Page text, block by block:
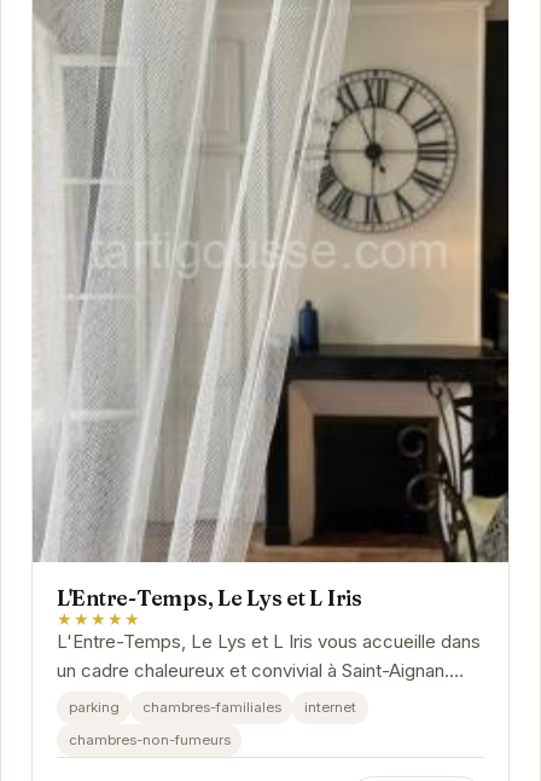
L'Entre-Temps, Le Lys et L Iris
★★★★★
L'Entre-Temps, Le Lys et L Iris vous accueille dans
un cadre chaleureux et convivial à Saint-Aignan.
Profitez d'un séjour relaxant dans des...
parking chambres-familiales
internet
chambres-non-fumeurs